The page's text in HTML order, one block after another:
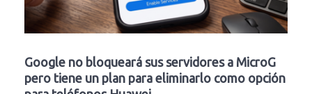
Google no bloqueará sus servidores a MicroG
pero tiene un plan para eliminarlo como opción